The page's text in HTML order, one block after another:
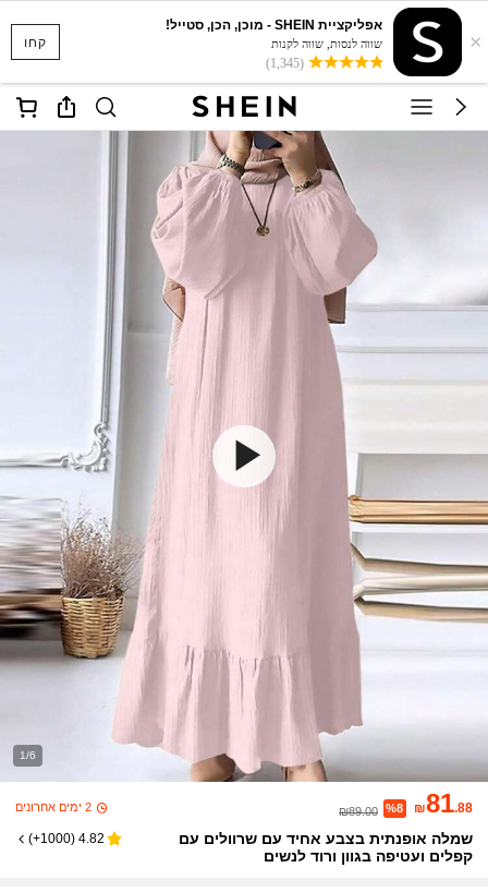
קחו ×
אפליקציית SHEIN - מוכן, הכן, סטייל!
שווה לנסות, שווה לקנות
(1,345)
1/6
₪81.88
%8
₪89.00 2 ימים אחרונים
שמלה אופנתית בצבע אחיד עם שרוולים עם
קפלים ועטיפה בגוון ורוד לנשים
4.82
(
1000+
)